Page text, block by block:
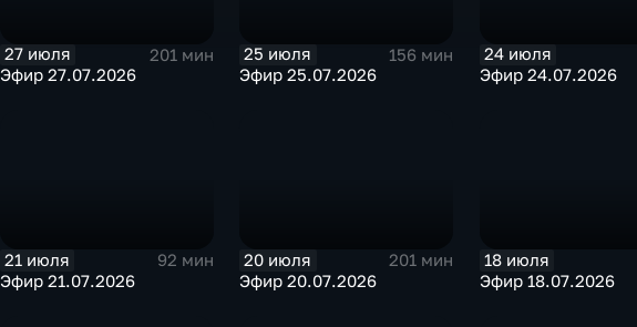
27 июля
201 мин
Эфир 27.07.2026
25 июля
156 мин
Эфир 25.07.2026
24 июля
Эфир 24.07.2026
21 июля
92 мин
Эфир 21.07.2026
20 июля
201 мин
Эфир 20.07.2026
18 июля
Эфир 18.07.2026